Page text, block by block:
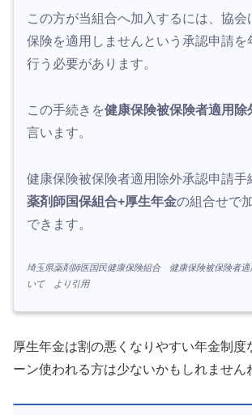
この方が当組合へ加入するには、協会
保険を適用しませんという承認申請を
行う必要があります。
この手続きを健康保険被保険者適用除
言います。
健康保険被保険者適用除外承認申請手
薬剤師国保組合+厚生年金の組合せで
できます。
埼玉県薬剤師医国民健康保険組合 健康保険被保険者適
いて より引用
厚生年金は割の悪くなりやすい年金制度
ーン使われる方は少ないかもしれません